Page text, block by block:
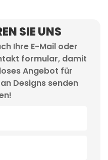
SIE UNS
Ihre E-Mail oder
formular, damit
Angebot für
Designs senden